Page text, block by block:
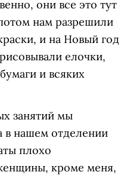
они все это тут
нам разрешили
и на Новый год
елочки,
и всяких
занятий мы
в нашем отделении
плохо
кроме меня,